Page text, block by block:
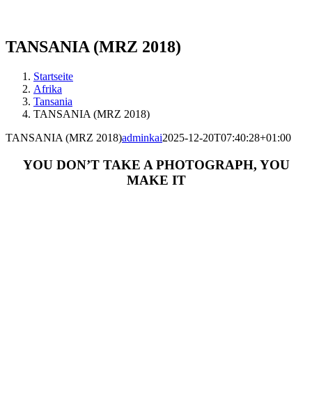
TANSANIA (MRZ 2018)
Startseite
Afrika
Tansania
TANSANIA (MRZ 2018)
TANSANIA (MRZ 2018)adminkai2025-12-20T07:40:28+01:00
YOU DON’T TAKE A PHOTOGRAPH, YOU
MAKE IT